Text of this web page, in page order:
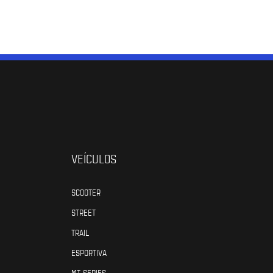
VEÍCULOS
SCOOTER
STREET
TRAIL
ESPORTIVA